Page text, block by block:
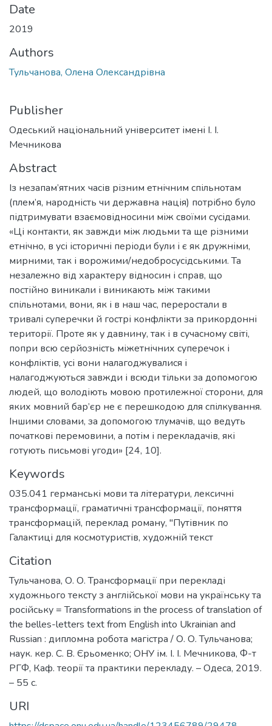
Date
2019
Authors
Тульчанова, Олена Олександрівна
Publisher
Одеський національний університет імені І. І.
Мечникова
Abstract
Із незапам’ятних часів різним етнічним спільнотам
(плем’я, народність чи державна нація) потрібно було
підтримувати взаємовідносини між своїми сусідами.
«Ці контакти, як завжди між людьми та ще різними
етнічно, в усі історичні періоди були і є як дружніми,
мирними, так і ворожими/недобросусідськими. Та
незалежно від характеру відносин і справ, що
постійно виникали і виникають між такими
спільнотами, вони, як і в наш час, переростали в
тривалі суперечки й гострі конфлікти за прикордонні
території. Проте як у давнину, так і в сучасному світі,
попри всю серйозність міжетнічних суперечок і
конфліктів, усі вони налагоджувалися і
налагоджуються завжди і всюди тільки за допомогою
людей, що володіють мовою протилежної сторони, для
яких мовний бар’єр не є перешкодою для спілкування.
Іншими словами, за допомогою тлумачів, що ведуть
початкові перемовини, а потім і перекладачів, які
готують письмові угоди» [24, 10].
Keywords
035.041 германські мови та літератури, лексичні
трансформації, граматичні трансформації, поняття
трансформацій, переклад роману, "Путівник по
Галактиці для космотуристів, художній текст
Citation
Тульчанова, О. О. Трансформації при перекладі
художнього тексту з англійської мови на українську та
російську = Transformations in the process of translation of
the belles-letters text from English into Ukrainian and
Russian : дипломна робота магістра / О. О. Тульчанова;
наук. кер. С. В. Єрьоменко; ОНУ ім. І. І. Мечникова, Ф-т
РГФ, Каф. теорії та практики перекладу. – Одеса, 2019.
– 55 с.
URI